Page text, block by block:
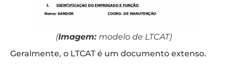
(Imagem: modelo de LTCAT)
Geralmente, o LTCAT é um documento extenso.